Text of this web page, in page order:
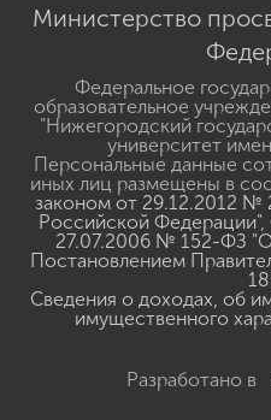
Министерство
Федеральное
образовательное
"Нижегородский
университет
Персональные данные
иных лиц размещены в
законом от 29.12.2012 №
Российской Федерации",
27.07.2006 № 152-ФЗ
Постановлением
Сведения о доходах, об
имущественного
Разработано в